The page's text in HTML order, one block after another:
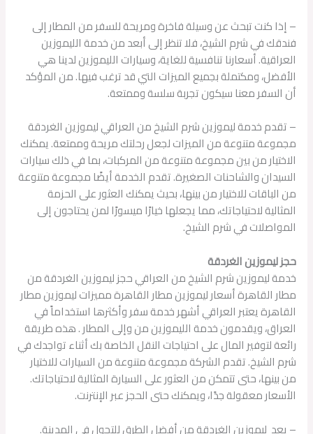
– إذا كنت تبحث عن وسيلة فاخرة ومريحة للسفر من المطار إلى
فندقك في شرم الشيخ، فلا تنظر إلى أبعد من خدمة الليموزين
العراقية. أسعارنا تنافسية للغاية، وسيارات الليموزين لدينا هي
الأفضل، ومكتملة بجميع الميزات التي قد ترغب فيها. من المؤكد
أن السفر معنا سيكون تجربة سلسة وممتعة.
– تقدم خدمة ليموزين شرم الشيخ من العراقي ليموزين الغردقة
مجموعة متنوعة من الميزات لجعل رحلتك مريحة وممتعة. يمكنك
الاختيار من بين مجموعة متنوعة من المركبات، بما في ذلك سيارات
السيدان والشاحنات الصغيرة. تقدم الخدمة أيضًا مجموعة متنوعة
من الباقات للاختيار من بينها، بحيث يمكنك العثور على الحزمة
المثالية لاحتياجاتك، مما يجعلها خيارًا ميسورًا لمن يحتاجون إلى
المواصلات في شرم الشيخ.
حجز ليموزين الغردقة
خدمة ليموزين شرم الشيخ من العراقي حجز ليموزين الغردقة من
مطار القاهرة أسعار ليموزين مطار القاهرة مميزات ليموزين مطار
القاهرة يعتبر العراقي أشهر خدمة سفر وأكثرها استخداماً في
العراق، ويقدمون خدمة الليموزين من وإلى المطار . هذه طريقة
رائعة لتوفير المال على احتياجات النقل الخاصة بك أثناء تواجدك في
شرم الشيخ. تقدم الشركة مجموعة متنوعة من السيارات للاختيار
من بينها، حتى تتمكن من العثور على السيارة المثالية لاحتياجاتك.
الأسعار معقولة جدًا، ويمكنك حتى الحجز عبر الإنترنت.
– يعد ليموزين الغردقة من أفضل الطرق للتجول في المدينة.